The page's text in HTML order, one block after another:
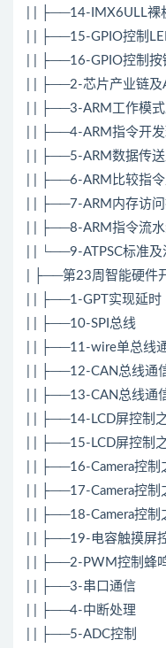
| | ├──14-IMX6ULL裸
| | ├──15-GPIO控制
| | ├──16-GPIO控制按
| | ├──2-芯片产业链及
| | ├──3-ARM工作模
| | ├──4-ARM指令开
| | ├──5-ARM数据传
| | ├──6-ARM比较指
| | ├──7-ARM内存访
| | ├──8-ARM指令流
| | └──9-ATPSC标准
| ├──第23周智能硬件
| | ├──1-GPT实现延时
| | ├──10-SPI总线
| | ├──11-wire单总线
| | ├──12-CAN总线通
| | ├──13-CAN总线通
| | ├──14-LCD屏控制
| | ├──15-LCD屏控制
| | ├──16-Camera控制
| | ├──17-Camera控制
| | ├──18-Camera控制
| | ├──19-电容触摸屏
| | ├──2-PWM控制蜂
| | ├──3-串口通信
| | ├──4-中断处理
| | ├──5-ADC控制